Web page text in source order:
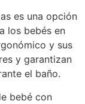
es una opción
los bebés en
y sus
y garantizan
el baño.
bebé con